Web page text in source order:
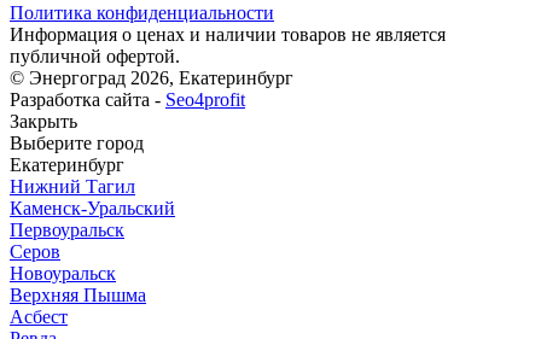
Политика конфиденциальности
Информация о ценах и наличии товаров не является
публичной офертой.
© Энергоград 2026, Екатеринбург
Разработка сайта - Seo4profit
Закрыть
Выберите город
Екатеринбург
Нижний Тагил
Каменск-Уральский
Первоуральск
Серов
Новоуральск
Верхняя Пышма
Асбест